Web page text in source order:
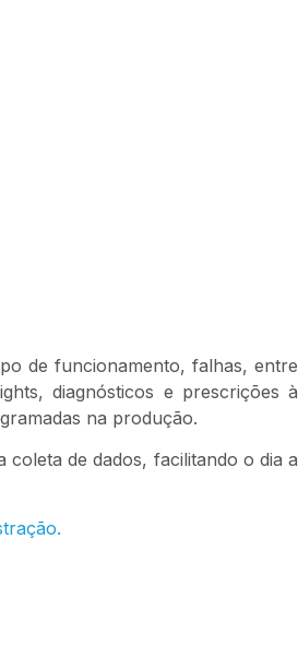
de funcionamento, falhas, entre
diagnósticos e prescrições à
na produção.
de dados, facilitando o dia a